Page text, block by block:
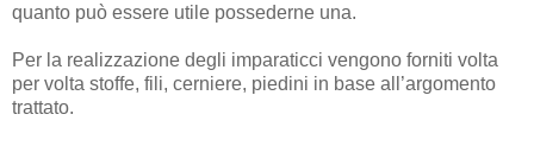
quanto può essere utile possederne una.
Per la realizzazione degli imparaticci vengono forniti volta
per volta stoffe, fili, cerniere, piedini in base all’argomento
trattato.